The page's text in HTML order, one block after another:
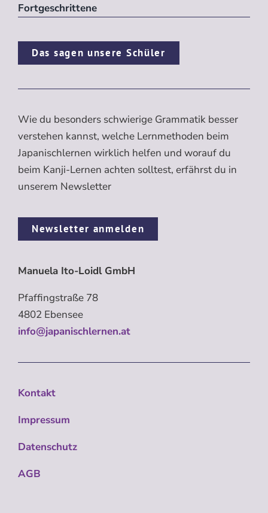
Fortgeschrittene
Das sagen unsere Schüler
Wie du besonders schwierige Grammatik besser
verstehen kannst, welche Lernmethoden beim
Japanischlernen wirklich helfen und worauf du
beim Kanji-Lernen achten solltest, erfährst du in
unserem Newsletter
Newsletter anmelden
Manuela Ito-Loidl GmbH
Pfaffingstraße 78
4802 Ebensee
info@japanischlernen.at
Kontakt
Impressum
Datenschutz
AGB